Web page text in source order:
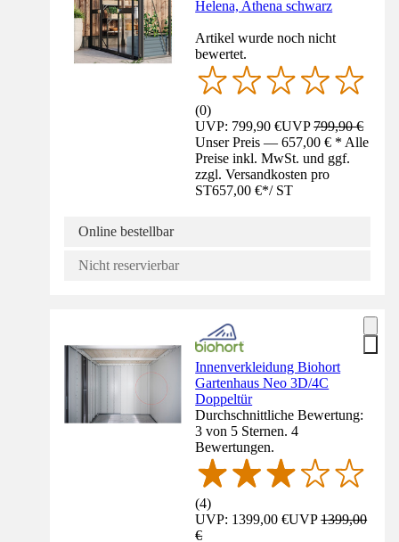
Helena, Athena schwarz
Artikel wurde noch nicht
bewertet.
(0)
UVP: 799,90 €UVP799,90 €
Unser Preis — 657,00 € * Alle
Preise inkl. MwSt. und ggf.
zzgl. Versandkosten pro
ST657,00 €*/ ST
Online bestellbar
Nicht reservierbar
Innenverkleidung Biohort
Gartenhaus Neo 3D/4C
Doppeltür
Durchschnittliche Bewertung:
3 von 5 Sternen. 4
Bewertungen.
(4)
UVP: 1399,00 €UVP1399,00
€